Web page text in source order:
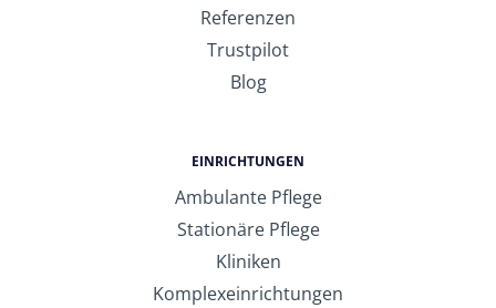
Referenzen
Trustpilot
Blog
EINRICHTUNGEN
Ambulante Pflege
Stationäre Pflege
Kliniken
Komplexeinrichtungen